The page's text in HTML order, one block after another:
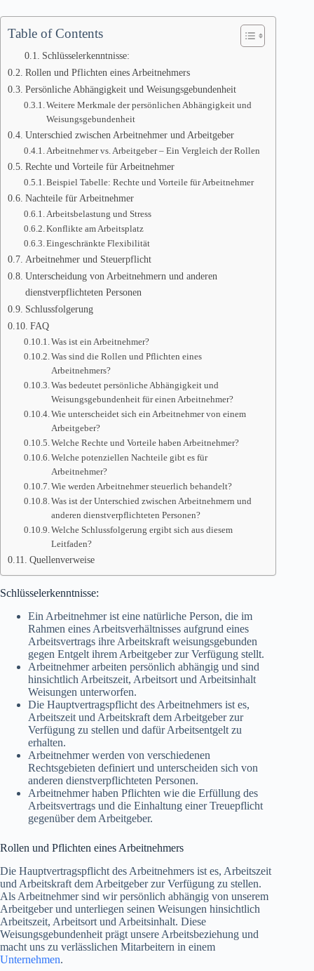
Table of Contents
Schlüsselerkenntnisse:
Rollen und Pflichten eines Arbeitnehmers
Persönliche Abhängigkeit und Weisungsgebundenheit
Weitere Merkmale der persönlichen Abhängigkeit und
Weisungsgebundenheit
Unterschied zwischen Arbeitnehmer und Arbeitgeber
Arbeitnehmer vs. Arbeitgeber – Ein Vergleich der Rollen
Rechte und Vorteile für Arbeitnehmer
Beispiel Tabelle: Rechte und Vorteile für Arbeitnehmer
Nachteile für Arbeitnehmer
Arbeitsbelastung und Stress
Konflikte am Arbeitsplatz
Eingeschränkte Flexibilität
Arbeitnehmer und Steuerpflicht
Unterscheidung von Arbeitnehmern und anderen
dienstverpflichteten Personen
Schlussfolgerung
FAQ
Was ist ein Arbeitnehmer?
Was sind die Rollen und Pflichten eines
Arbeitnehmers?
Was bedeutet persönliche Abhängigkeit und
Weisungsgebundenheit für einen Arbeitnehmer?
Wie unterscheidet sich ein Arbeitnehmer von einem
Arbeitgeber?
Welche Rechte und Vorteile haben Arbeitnehmer?
Welche potenziellen Nachteile gibt es für
Arbeitnehmer?
Wie werden Arbeitnehmer steuerlich behandelt?
Was ist der Unterschied zwischen Arbeitnehmern und
anderen dienstverpflichteten Personen?
Welche Schlussfolgerung ergibt sich aus diesem
Leitfaden?
Quellenverweise
Schlüsselerkenntnisse:
Ein Arbeitnehmer ist eine natürliche Person, die im
Rahmen eines Arbeitsverhältnisses aufgrund eines
Arbeitsvertrags ihre Arbeitskraft weisungsgebunden
gegen Entgelt ihrem Arbeitgeber zur Verfügung stellt.
Arbeitnehmer arbeiten persönlich abhängig und sind
hinsichtlich Arbeitszeit, Arbeitsort und Arbeitsinhalt
Weisungen unterworfen.
Die Hauptvertragspflicht des Arbeitnehmers ist es,
Arbeitszeit und Arbeitskraft dem Arbeitgeber zur
Verfügung zu stellen und dafür Arbeitsentgelt zu
erhalten.
Arbeitnehmer werden von verschiedenen
Rechtsgebieten definiert und unterscheiden sich von
anderen dienstverpflichteten Personen.
Arbeitnehmer haben Pflichten wie die Erfüllung des
Arbeitsvertrags und die Einhaltung einer Treuepflicht
gegenüber dem Arbeitgeber.
Rollen und Pflichten eines Arbeitnehmers
Die Hauptvertragspflicht des Arbeitnehmers ist es, Arbeitszeit
und Arbeitskraft dem Arbeitgeber zur Verfügung zu stellen.
Als Arbeitnehmer sind wir persönlich abhängig von unserem
Arbeitgeber und unterliegen seinen Weisungen hinsichtlich
Arbeitszeit, Arbeitsort und Arbeitsinhalt. Diese
Weisungsgebundenheit prägt unsere Arbeitsbeziehung und
macht uns zu verlässlichen Mitarbeitern in einem
Unternehmen.